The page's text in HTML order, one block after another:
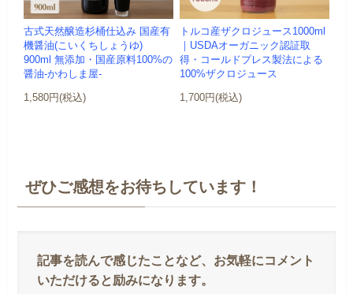
古式天然醸造杉桶仕込み 国産有
機醤油(こいくちしょうゆ)
900ml 無添加・国産原料100%の
醤油-かわしま屋-
1,580円(税込)
トルコ産ザクロジュース1000ml
｜USDAオーガニック認証取
得・コールドプレス製法による
100%ザクロジュース
1,700円(税込)
ぜひご感想をお待ちしています！